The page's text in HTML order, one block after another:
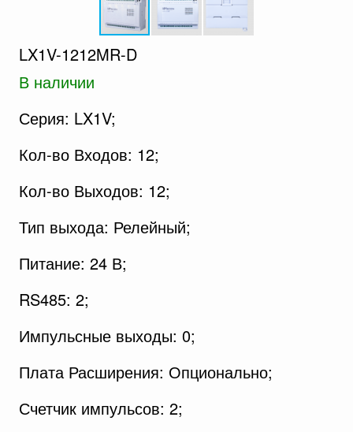
LX1V-1212MR-D
В наличии
Серия: LX1V;
Кол-во Входов: 12;
Кол-во Выходов: 12;
Тип выхода: Релейный;
Питание: 24 В;
RS485: 2;
Импульсные выходы: 0;
Плата Расширения: Опционально;
Счетчик импульсов: 2;